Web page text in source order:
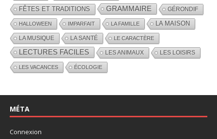
FÊTES ET TRADITIONS GRAMMAIRE GÉRONDIF
HALLOWEEN IMPARFAIT LA FAMILLE LA MAISON
LA MUSIQUE LA SANTÉ LE CARACTÈRE
LECTURES FACILES LES ANIMAUX LES LOISIRS
LES VACANCES ÉCOLOGIE
MÉTA
Connexion